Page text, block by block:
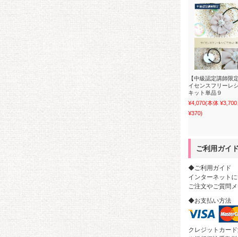
【中級認定講師限
イセンスフリーレ
キット単品９
¥4,070(本体 ¥3,700
¥370)
ご利用ガイド
◆ご利用ガイド
インターネット
ご注文やご質問
◆お支払い方法
クレジットカー